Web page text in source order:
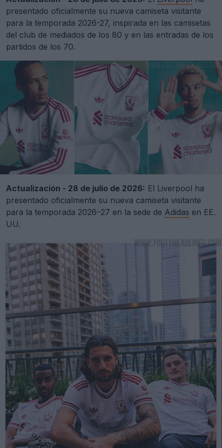
presentado oficialmente su nueva camiseta visitante
para la temporada 2026-27, inspirada en las camisetas
del club de mediados de los 80 y en las entradas de los
partidos de los 70.
Actualización - 28 de julio de 2026: El Liverpool ha
presentado oficialmente su nueva camiseta visitante
para la temporada 2026–27 en la sede de Adidas en EE.
UU.